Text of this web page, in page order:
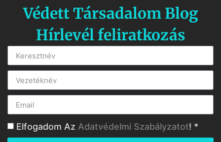
Védett Társadalom Blog
Hírlevél feliratkozás
Elfogadom Az Adatvédelmi Szabályzatot! *